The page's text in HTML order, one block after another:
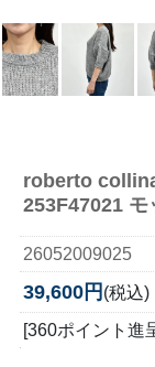
roberto
253F47021 モ
26052009025
39,600円 (税込)
[360ポイント進